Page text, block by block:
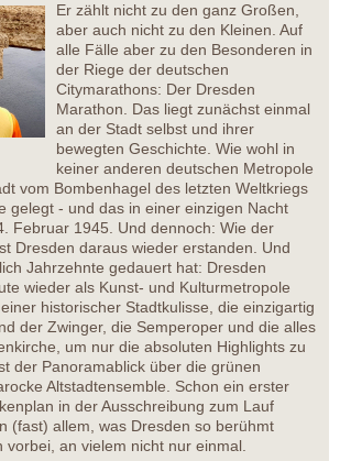
Er zählt nicht zu den ganz Großen,
aber auch nicht zu den Kleinen. Auf
alle Fälle aber zu den Besonderen in
der Riege der deutschen
Citymarathons: Der Dresden
Marathon. Das liegt zunächst einmal
an der Stadt selbst und ihrer
bewegten Geschichte. Wie wohl in
keiner anderen deutschen Metropole
vom Bombenhagel des letzten Weltkriegs
gelegt - und das in einer einzigen Nacht
Februar 1945. Und dennoch: Wie der
Dresden daraus wieder erstanden. Und
Jahrzehnte gedauert hat: Dresden
wieder als Kunst- und Kulturmetropole
historischer Stadtkulisse, die einzigartig
der Zwinger, die Semperoper und die alles
um nur die absoluten Highlights zu
der Panoramablick über die grünen
Altstadtensemble. Schon ein erster
in der Ausschreibung zum Lauf
(fast) allem, was Dresden so berühmt
vorbei, an vielem nicht nur einmal.